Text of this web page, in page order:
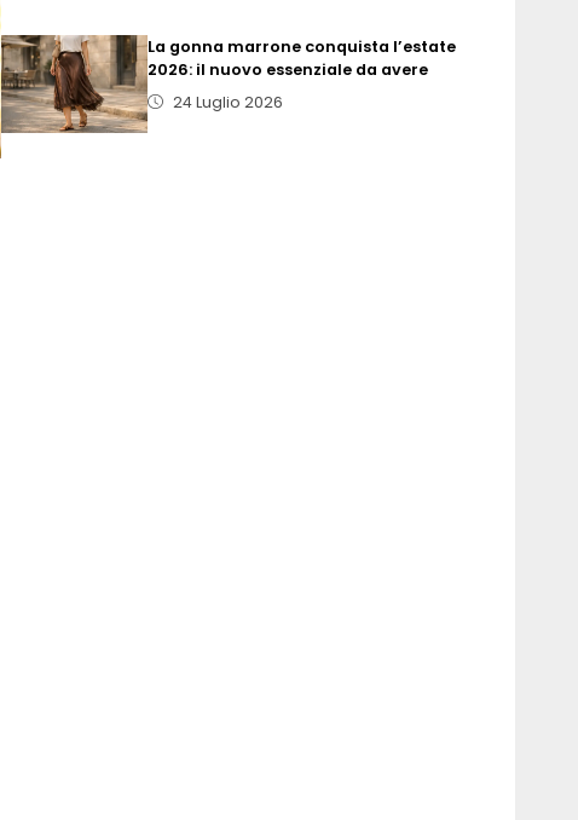
La gonna marrone conquista l’estate
2026: il nuovo essenziale da avere
24 Luglio 2026